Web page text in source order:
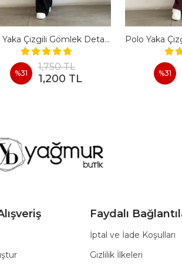
Polo Yaka Çizgili Gömlek Detaylı Kısa Kollu Takım - SIYAH
%31
1,750 TL
1,200 TL %31
Faydalı
İptal ve İade Koşulları
Gizlilik İlkeleri